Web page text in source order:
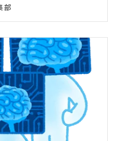
部